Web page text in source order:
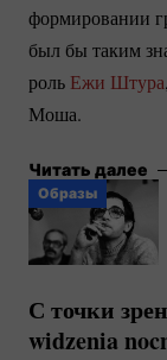
формировании
был бы таким
роль Ежи Штура
Моша.
Читать далее
Образы
С точки
widzenia